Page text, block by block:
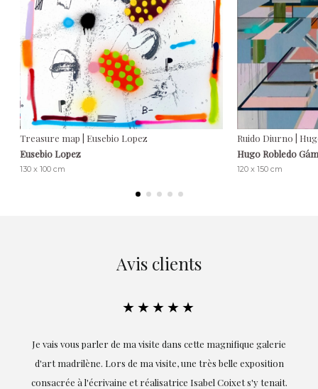
Treasure map | Eusebio Lopez
Eusebio Lopez
130 x 100 cm
Ruido Diurno |
Hugo Robledo
120 x 150 cm
Avis clients
cette magnifique galerie
une très belle exposition
Isabel Coixet s'y tenait.
Exceptionnelle. Maria m'a
réalisation de ce travail et, dès le
goûts et mes besoins ; sa proximité,